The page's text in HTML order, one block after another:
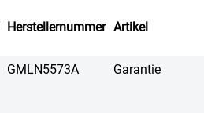
Herstellernummer Artikel
GMLN5573A Garantie